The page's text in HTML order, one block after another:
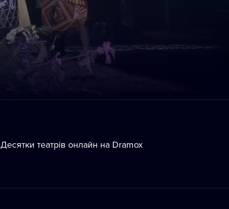
Десятки театрів oнлайн на Dramox